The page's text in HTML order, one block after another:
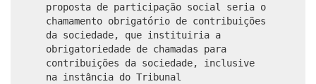
proposta de participação social seria o
chamamento obrigatório de contribuições
da sociedade, que instituiria a
obrigatoriedade de chamadas para
contribuições da sociedade, inclusive
na instância do Tribunal